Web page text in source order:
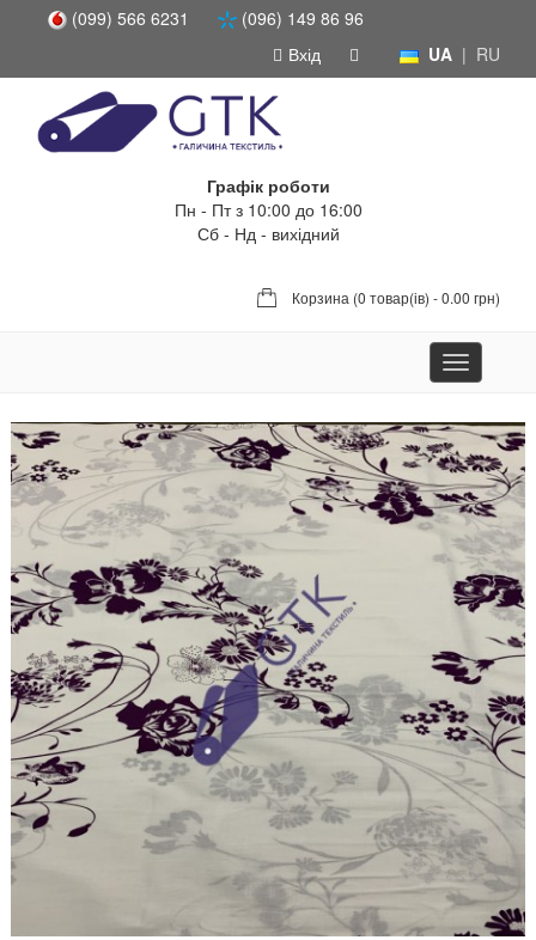
(099) 566 6231
(096) 149 86 96
UA | RU
Вхід
Графік роботи
Пн - Пт з 10:00 до 16:00
Сб - Нд - вихідний
Корзина (0 товар(ів) - 0.00 грн)
Toggle
navigation